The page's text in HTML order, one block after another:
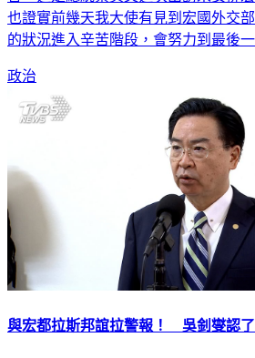
也證實前幾天我大使有見到宏國外交
的狀況進入辛苦階段，會努力到最後一
政治
與宏都拉斯邦誼拉警報！ 吳釗燮認了